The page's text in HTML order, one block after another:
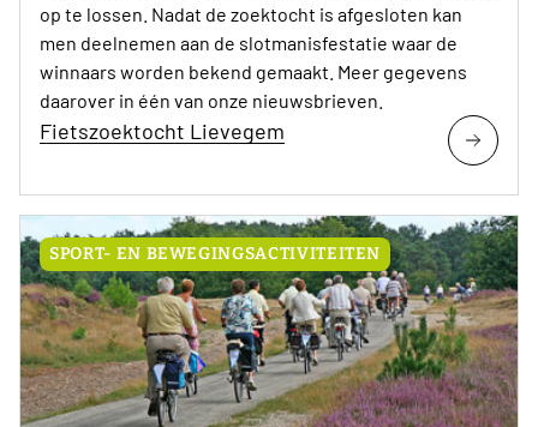
op te lossen. Nadat de zoektocht is afgesloten kan
men deelnemen aan de slotmanisfestatie waar de
winnaars worden bekend gemaakt. Meer gegevens
daarover in één van onze nieuwsbrieven.
Fietszoektocht Lievegem
SPORT- EN BEWEGINGSACTIVITEITEN